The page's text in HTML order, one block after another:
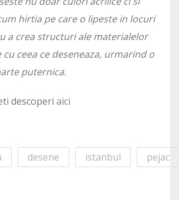
hirtia pe care o lipeste in locuri
a crea structuri ale materialelor
ceea ce deseneaza, urmarind o
puternica.
descoperi aici
desene istanbul
pejac